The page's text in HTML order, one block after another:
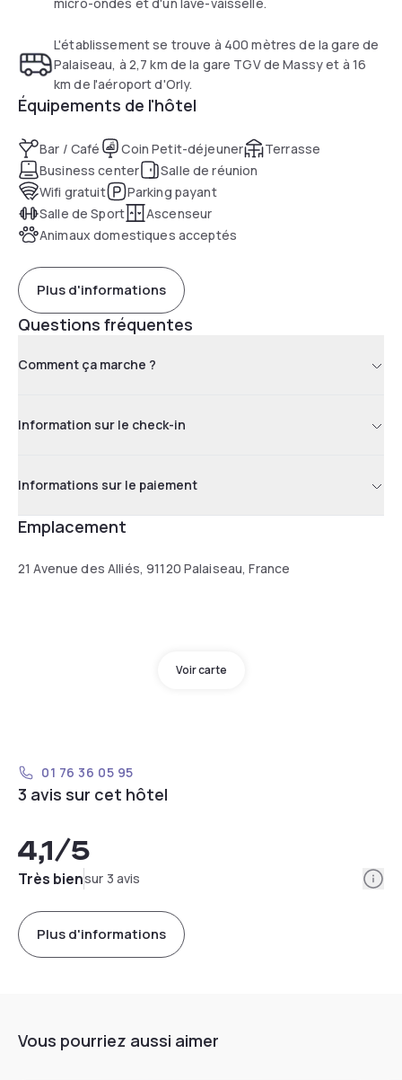
L'établissement se trouve à 400 mètres de la gare de
Palaiseau, à 2,7 km de la gare TGV de Massy et à 16
km de l'aéroport d'Orly.
Équipements de l'hôtel
Bar / Café Coin Petit-déjeuner
Terrasse
Business center
Salle de réunion
Wifi gratuit
Parking payant
Salle de Sport
Ascenseur
Animaux domestiques acceptés
Plus d'informations
Questions fréquentes
Comment ça marche ?
Information sur le check-in
Informations sur le paiement
Emplacement
21 Avenue des Alliés, 91120 Palaiseau, France
Voir carte
01 76 36 05 95
3 avis sur cet hôtel
4,1/5
Très biensur 3 avis
Plus d'informations
Vous pourriez aussi aimer